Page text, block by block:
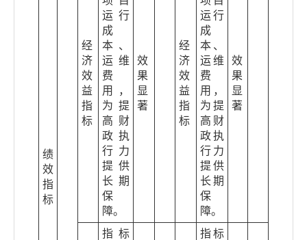
绩
效
指
标
经
济
效
益
指
标
运行
成
本、
运维
费
用，
为提
高财
政执
行力
提供
长期
保
障。
效
果
显
著
经
济
效
益
指
标
运行
成
本、
运维
费
用，
为提
高财
政执
行力
提供
长期
保
障。
效
果
显
著
指标
指标